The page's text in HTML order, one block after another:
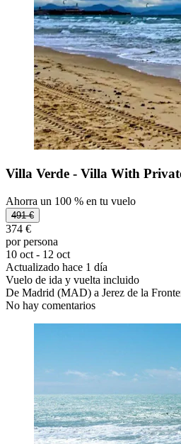
Villa Verde - Villa With
Ahorra un 100 % en tu vuelo
491 €
374 €
por persona
10 oct - 12 oct
Actualizado hace 1 día
Vuelo de ida y vuelta incluido
De Madrid (MAD) a Jerez de la
No hay comentarios